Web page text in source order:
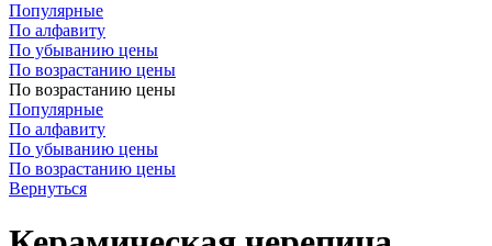
Популярные
По алфавиту
По убыванию цены
По возрастанию цены
По возрастанию цены
Популярные
По алфавиту
По убыванию цены
По возрастанию цены
Вернуться